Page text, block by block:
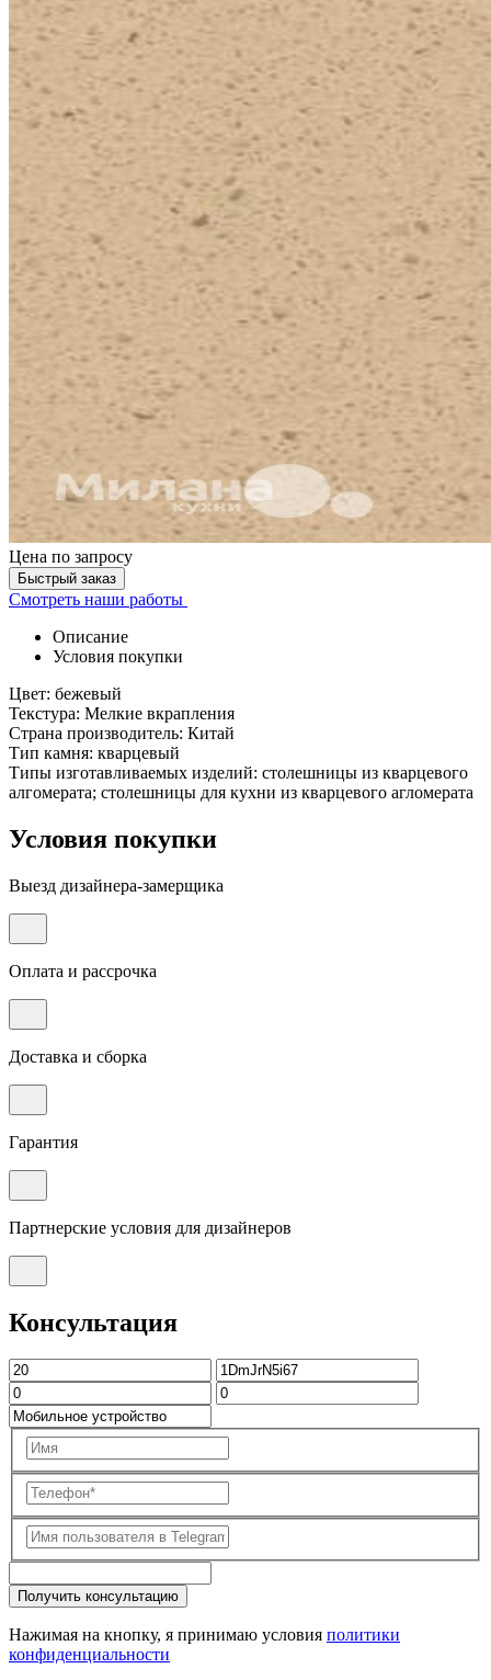
Цена по запросу
Быстрый заказ
Смотреть наши работы
Описание
Условия покупки
Цвет: бежевый
Текстура: Мелкие вкрапления
Страна производитель: Китай
Тип камня: кварцевый
Типы изготавливаемых изделий: столешницы из кварцевого
алгомерата; столешницы для кухни из кварцевого агломерата
Условия покупки
Выезд дизайнера-замерщика
Оплата и рассрочка
Доставка и сборка
Гарантия
Партнерские условия для дизайнеров
Консультация
Получить консультацию
Нажимая на кнопку, я принимаю условия политики
конфиденциальности